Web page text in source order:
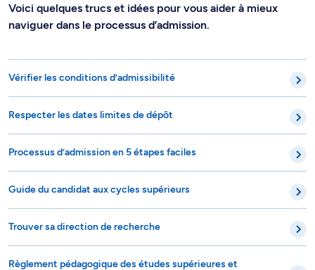
Voici quelques trucs et idées pour vous aider à mieux
naviguer dans le processus d’admission.
Vérifier les conditions d’admissibilité
Respecter les dates limites de dépôt
Processus d’admission en 5 étapes faciles
Guide du candidat aux cycles supérieurs
Trouver sa direction de recherche
Règlement pédagogique des études supérieures et